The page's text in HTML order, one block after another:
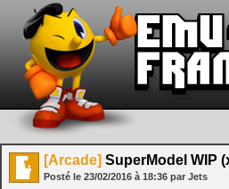
[Arcade] SuperModel WIP
Posté le 23/02/2016 à 18:36 par Jets